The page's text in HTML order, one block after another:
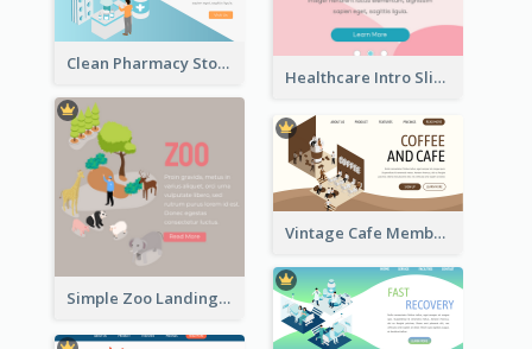
Healthcare Intro Sliding Application Page
Clean Pharmacy Store Landing Page Isometric Graphics
Simple Zoo Landing Page For More Details
Vintage Cafe Membership Registration Page With Isometric Graphics